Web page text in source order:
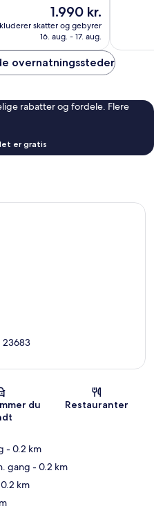
Prisen
er
1.990 kr.
1.990 kr.
skatter og gebyrer
16. aug. - 17. aug.
overnatningssteder
rabatter og fordele. Flere
er gratis
23683
du
Restauranter
- 0.2 km
gang - 0.2 km
km